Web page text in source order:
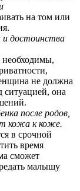
на том или
и достоинства
не должна
она
после родов,
кожа к коже.
в срочной
время
сможет
малышу